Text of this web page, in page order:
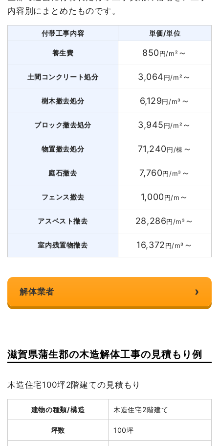
内容別にまとめたものです。
付帯工事内容 単価/単位
養生費 850円/m² ～
土間コンクリート処分 3,064円/m² ～
樹木撤去処分 6,129円/m³ ～
ブロック撤去処分 3,945円/m² ～
物置撤去処分 71,240円/棟 ～
庭石撤去 7,760円/m³ ～
フェンス撤去 1,000円/m ～
アスベスト撤去 28,286円/m³～
室内残置物撤去 16,372円/m³ ～
解体業者 ›
滋賀県蒲生郡の木造解体工事の見積もり例
木造住宅100坪2階建ての見積もり
建物の種類/構造 木造住宅2階建て
坪数 100坪